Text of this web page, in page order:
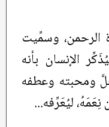
الرحمن، وسمِّيت
الإنسان بأنه
ومحبته وعطفه
نِعَمَهُ، ليُعَرِّفه...